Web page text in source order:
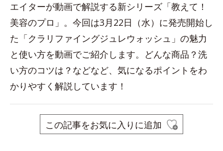
エイターが動画で解説する新シリーズ「教えて！
美容のプロ」。今回は3月22日（水）に発売開始し
た「クラリファイングジュレウォッシュ」の魅力
と使い方を動画でご紹介します。どんな商品？洗
い方のコツは？などなど、気になるポイントをわ
かりやすく解説しています！
この記事をお気に入りに追加